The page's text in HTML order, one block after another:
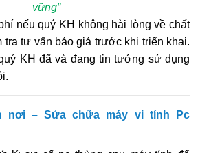
vững”
nếu quý KH không hài lòng về chất
tra tư vấn báo giá trước khi triển khai.
KH đã và đang tin tưởng sử dụng
nơi – Sửa chữa máy vi tính Pc